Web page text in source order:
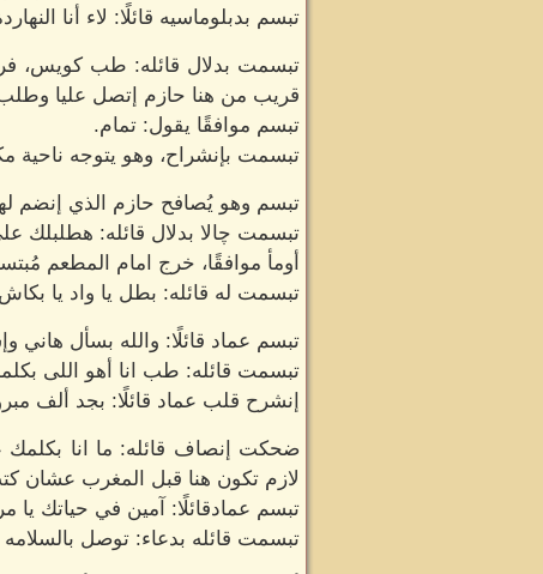
تبسم بدبلوماسيه قائلًا: لاء أنا
تبسمت بدلال قائله: طب كويس،
قريب من هنا حازم إتصل عليا
تبسم موافقًا يقول: تمام.
تبسمت بإنشراح، وهو يتوجه ناحية
تبسم وهو يُصافح حازم الذي إنضم
تبسمت چالا بدلال قائله: هطلبلك
أومأ موافقًا، خرج امام المطعم
تبسمت له قائله: بطل يا واد يا
تبسم عماد قائلًا: والله بسأل هاني
تبسمت قائله: طب انا أهو اللى
إنشرح قلب عماد قائلًا: بجد ألف
ضحكت إنصاف قائله: ما انا
لازم تكون هنا قبل المغرب عشان
تبسم عمادقائلًا: آمين في حياتك
تبسمت قائله بدعاء: توصل